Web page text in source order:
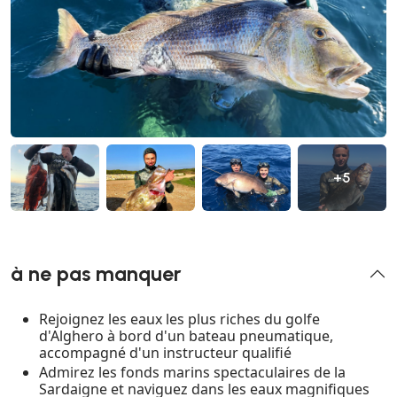
+5
à ne pas manquer
Rejoignez les eaux les plus riches du golfe
d'Alghero à bord d'un bateau pneumatique,
accompagné d'un instructeur qualifié
Admirez les fonds marins spectaculaires de la
Sardaigne et naviguez dans les eaux magnifiques